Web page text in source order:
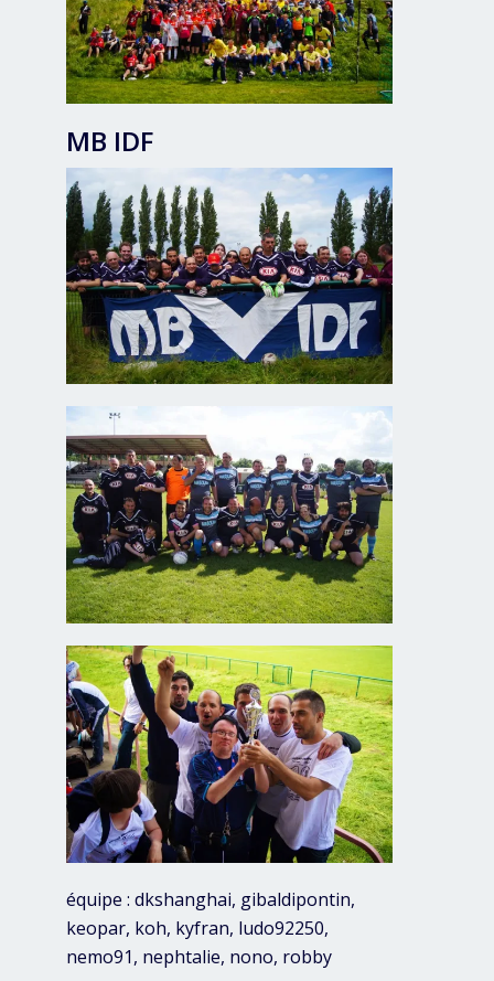
MB IDF
équipe : dkshanghai, gibaldipontin,
keopar, koh, kyfran, ludo92250,
nemo91, nephtalie, nono, robby